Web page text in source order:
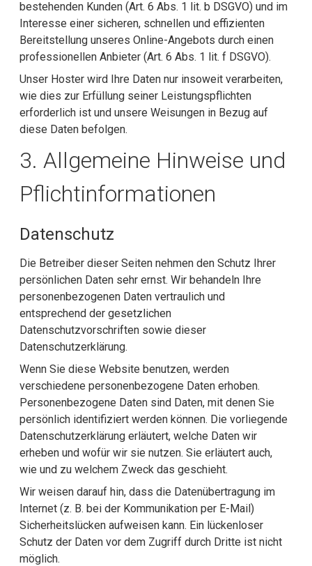
bestehenden Kunden (Art. 6 Abs. 1 lit. b DSGVO) und im
Interesse einer sicheren, schnellen und effizienten
Bereitstellung unseres Online-Angebots durch einen
professionellen Anbieter (Art. 6 Abs. 1 lit. f DSGVO).
Unser Hoster wird Ihre Daten nur insoweit verarbeiten,
wie dies zur Erfüllung seiner Leistungspflichten
erforderlich ist und unsere Weisungen in Bezug auf
diese Daten befolgen.
3. Allgemeine Hinweise und
Pflicht­informationen
Datenschutz
Die Betreiber dieser Seiten nehmen den Schutz Ihrer
persönlichen Daten sehr ernst. Wir behandeln Ihre
personenbezogenen Daten vertraulich und
entsprechend der gesetzlichen
Datenschutzvorschriften sowie dieser
Datenschutzerklärung.
Wenn Sie diese Website benutzen, werden
verschiedene personenbezogene Daten erhoben.
Personenbezogene Daten sind Daten, mit denen Sie
persönlich identifiziert werden können. Die vorliegende
Datenschutzerklärung erläutert, welche Daten wir
erheben und wofür wir sie nutzen. Sie erläutert auch,
wie und zu welchem Zweck das geschieht.
Wir weisen darauf hin, dass die Datenübertragung im
Internet (z. B. bei der Kommunikation per E-Mail)
Sicherheitslücken aufweisen kann. Ein lückenloser
Schutz der Daten vor dem Zugriff durch Dritte ist nicht
möglich.